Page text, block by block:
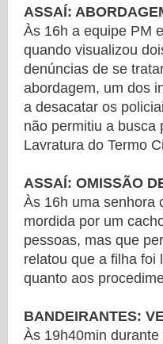
ASSAÍ:
Às 16h a equipe PM
quando visualizou
denúncias de se
abordagem, um dos
a desacatar os
não permitiu a busca
Lavratura do Termo
ASSAÍ: OMISSÃO
Às 16h uma senhora
mordida por um
pessoas, mas que
relatou que a filha foi
quanto aos
BANDEIRANTES:
Às 19h40min